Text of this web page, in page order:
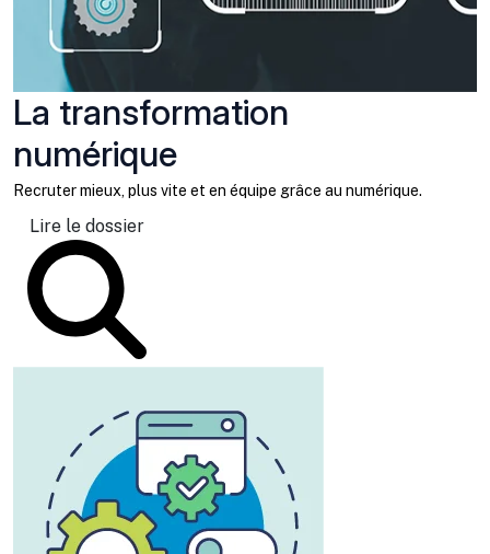
La transformation
numérique
Recruter mieux, plus vite et en équipe grâce au numérique.
Lire le dossier